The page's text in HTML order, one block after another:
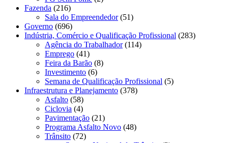
Fazenda (216)
Sala do Empreendedor(51)
Governo (696)
Indústria, Comércio e Qualificação Profissional (283)
Agência do Trabalhador(114)
Emprego (41)
Feira da Barão (8)
Investimento (6)
Semana de Qualificação Profissional (5)
Infraestrutura e Planejamento (378)
Asfalto (58)
Ciclovia (4)
Pavimentação (21)
Programa Asfalto Novo (48)
Trânsito (72)